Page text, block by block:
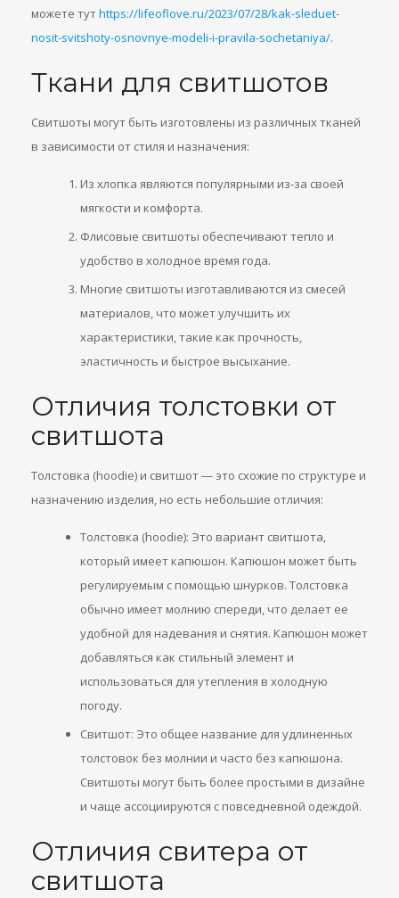
можете тутhttps://lifeoflove.ru/2023/07/28/kak-sleduet-
nosit-svitshoty-osnovnye-modeli-i-pravila-sochetaniya/.
Ткани для свитшотов
Свитшоты могут быть изготовлены из различных тканей
в зависимости от стиля и назначения:
Из хлопка являются популярными из-за своей
мягкости и комфорта.
Флисовые свитшоты обеспечивают тепло и
удобство в холодное время года.
Многие свитшоты изготавливаются из смесей
материалов, что может улучшить их
характеристики, такие как прочность,
эластичность и быстрое высыхание.
Отличия толстовки от
свитшота
Толстовка (hoodie) и свитшот — это схожие по структуре и
назначению изделия, но есть небольшие отличия:
Толстовка (hoodie): Это вариант свитшота,
который имеет капюшон. Капюшон может быть
регулируемым с помощью шнурков. Толстовка
обычно имеет молнию спереди, что делает ее
удобной для надевания и снятия. Капюшон может
добавляться как стильный элемент и
использоваться для утепления в холодную
погоду.
Свитшот: Это общее название для удлиненных
толстовок без молнии и часто без капюшона.
Свитшоты могут быть более простыми в дизайне
и чаще ассоциируются с повседневной одеждой.
Отличия свитера от
свитшота